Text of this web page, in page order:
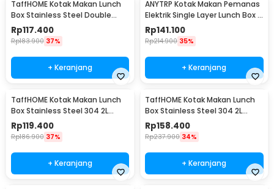
TaffHOME Kotak Makan Lunch
Box Stainless Steel Double
Layer 1.4L Grid 4 - J274
Rp117.400
Rp183.900 37%
+ Keranjang
ANYTRP Kotak Makan Pemanas
Elektrik Single Layer Lunch Box 2
Bowl 1.2L - DFH-C01
Rp141.100
Rp214.900 35%
+ Keranjang
TaffHOME Kotak Makan Lunch
Box Stainless Steel 304 2L
Single Compartment - HS233
Rp119.400
Rp186.900 37%
+ Keranjang
TaffHOME Kotak Makan Lunch
Box Stainless Steel 304 2L
Triple Compartment - HS233
Rp158.400
Rp237.900 34%
+ Keranjang